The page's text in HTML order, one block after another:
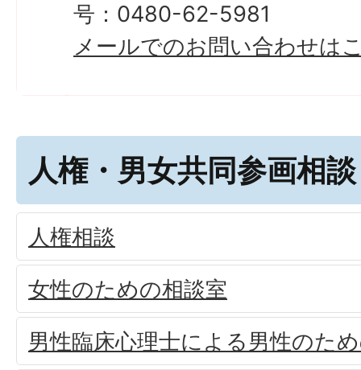
号：0480-62-5981
メールでのお問い合わせは
人権・男女共同参画相談
人権相談
女性のための相談室
男性臨床心理士による男性のた